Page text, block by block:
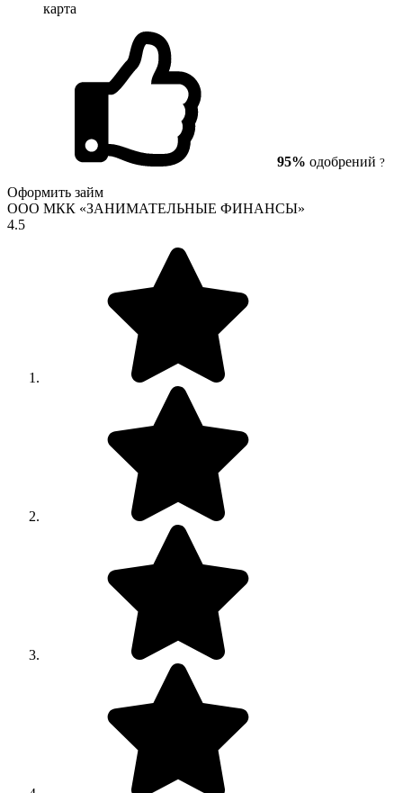
карта
95% одобрений ?
Оформить займ
ООО МКК «ЗАНИМАТЕЛЬНЫЕ ФИНАНСЫ»
4.5